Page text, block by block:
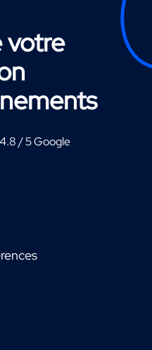
votre
4.8 / 5 Google